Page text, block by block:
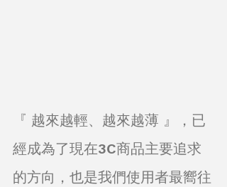
『 越來越輕、越來越薄 』，已
經成為了現在3C商品主要追求
的方向，也是我們使用者最嚮往